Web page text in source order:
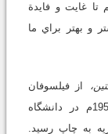
تا غایت و فایدة
و بهتر براي ما
از فیلسوفان
مکتب آکسفورد، در سخنرانی‌هایش به سال 1955م در دانشگاه
به چاپ رسید.